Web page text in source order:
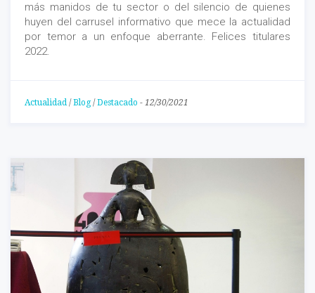
más manidos de tu sector o del silencio de quienes
huyen del carrusel informativo que mece la actualidad
por temor a un enfoque aberrante. Felices titulares
2022.
Actualidad / Blog/ Destacado - 12/30/2021